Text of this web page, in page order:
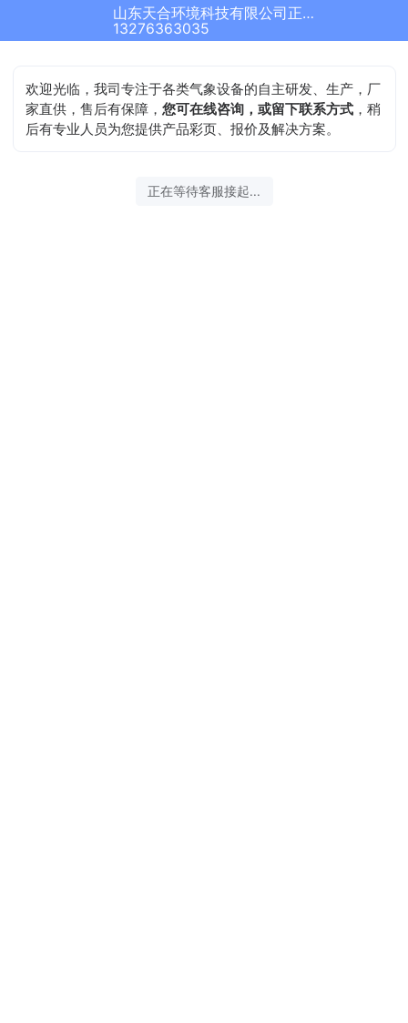
山东天合环境科技有限公司正在为您服务
13276363035
欢迎光临，我司专注于各类气象设备的自主研发、生产，厂
家直供，售后有保障，您可在线咨询，或留下联系方式 ，稍
后有专业人员为您提供产品彩页、报价及解决方案。
正在等待客服接起...